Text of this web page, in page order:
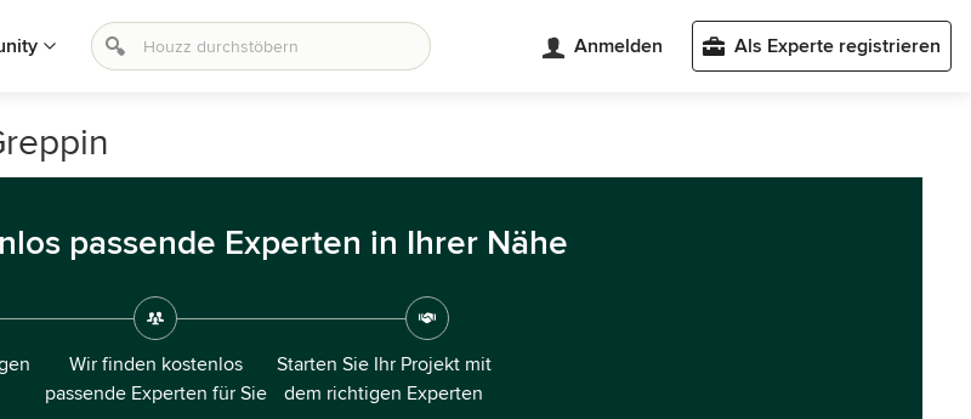
Anmelden Als Experte registrieren
passende Experten in Ihrer Nähe
Wir finden kostenlos
passende Experten für Sie
Starten Sie Ihr Projekt mit
dem richtigen Experten